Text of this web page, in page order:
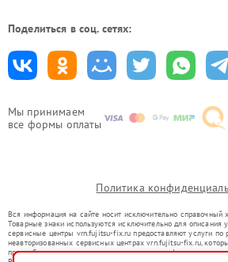
Мы принимаем
все формы оплаты
Поделиться в соц. сетях:
Политика
Вся информация на сайте носит исключительно справочный
Товарные знаки используются исключительно для описания
сервисные центры vrn.fujitsu-fix.ru предоставляют услуги по
неавторизованных сервисных центрах vrn.fujitsu-fix.ru,
правообладателями товарных знаков или их официальными